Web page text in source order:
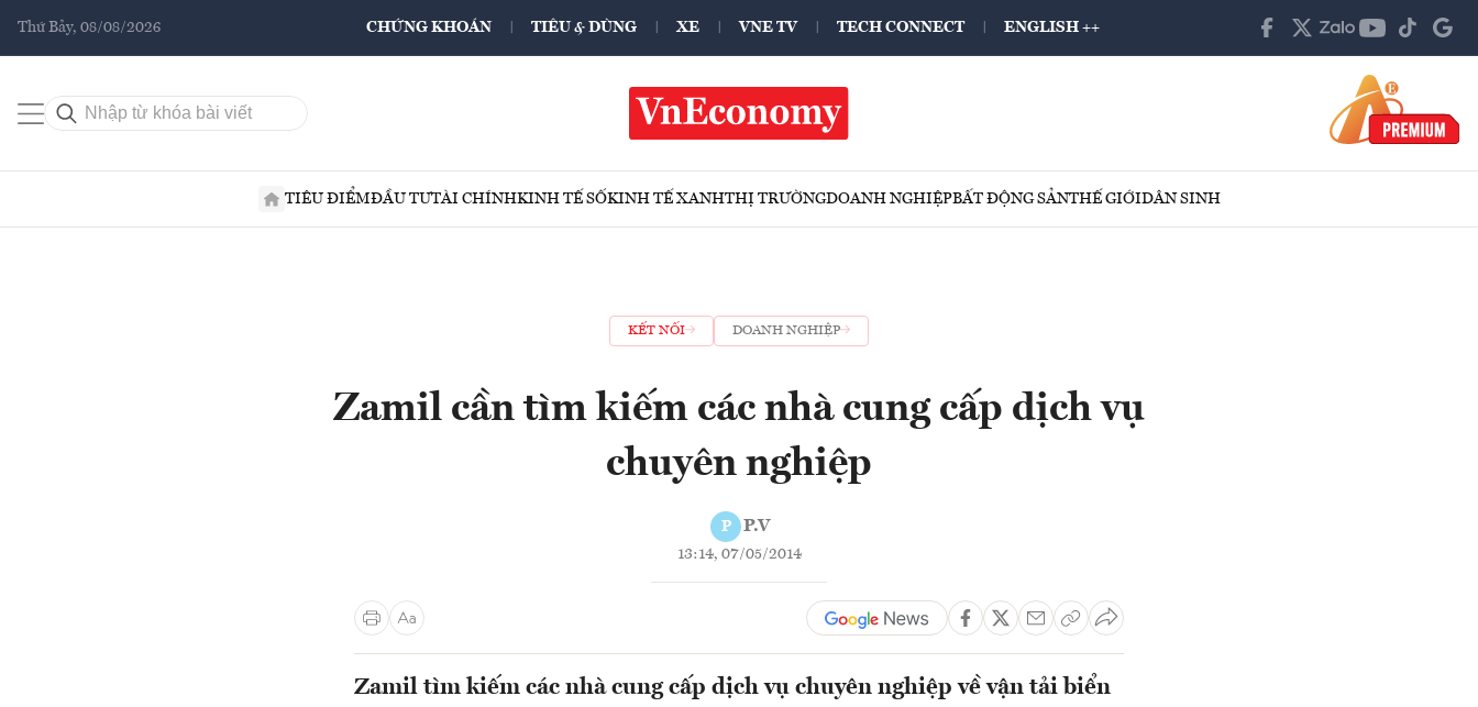
Thứ Bảy, 08/08/2026 CHỨNG KHOÁN TIÊU & DÙNG XE VNE TV TECH CONNECT ENGLISH ++
TIÊU ĐIỂMĐẦU TƯTÀI CHÍNHKINH TẾ SỐKINH TẾ XANHTHỊ TRƯỜNGDOANH NGHIỆPBẤT ĐỘNG SẢNTHẾ GIỚIDÂN SINH
KẾT NỐI DOANH NGHIỆP
Zamil cần tìm kiếm các nhà cung cấp dịch vụ
chuyên nghiệp
P P.V
13:14, 07/05/2014
Zamil tìm kiếm các nhà cung cấp dịch vụ chuyên nghiệp về vận tải biển